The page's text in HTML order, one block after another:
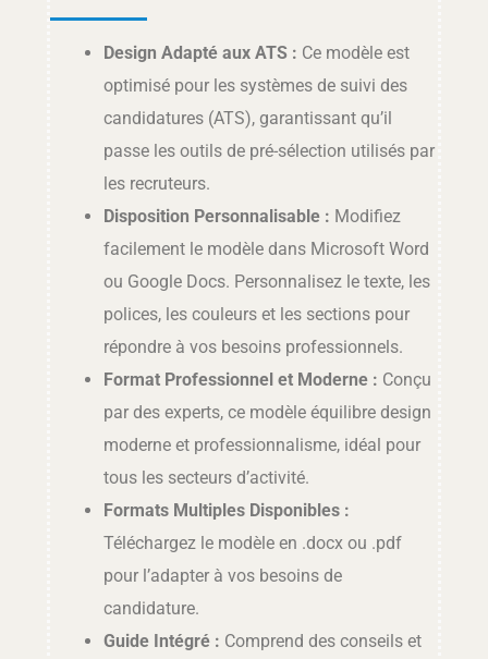
Design Adapté aux ATS : Ce modèle est
optimisé pour les systèmes de suivi des
candidatures (ATS), garantissant qu’il
passe les outils de pré-sélection utilisés par
les recruteurs.
Disposition Personnalisable : Modifiez
facilement le modèle dans Microsoft Word
ou Google Docs. Personnalisez le texte, les
polices, les couleurs et les sections pour
répondre à vos besoins professionnels.
Format Professionnel et Moderne : Conçu
par des experts, ce modèle équilibre design
moderne et professionnalisme, idéal pour
tous les secteurs d’activité.
Formats Multiples Disponibles :
Téléchargez le modèle en .docx ou .pdf
pour l’adapter à vos besoins de
candidature.
Guide Intégré : Comprend des conseils et